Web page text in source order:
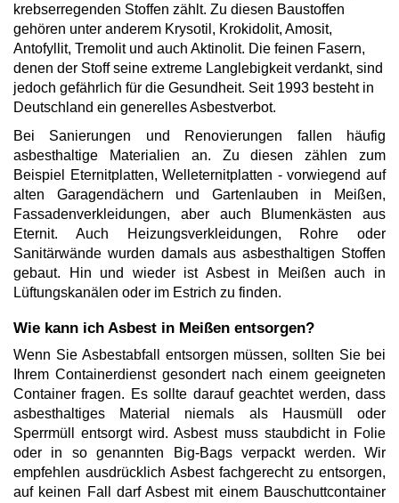
krebserregenden Stoffen zählt. Zu diesen Baustoffen
gehören unter anderem Krysotil, Krokidolit, Amosit,
Antofyllit, Tremolit und auch Aktinolit. Die feinen Fasern,
denen der Stoff seine extreme Langlebigkeit verdankt, sind
jedoch gefährlich für die Gesundheit. Seit 1993 besteht in
Deutschland ein generelles Asbestverbot.
Bei Sanierungen und Renovierungen fallen häufig
asbesthaltige Materialien an. Zu diesen zählen zum
Beispiel Eternitplatten, Welleternitplatten - vorwiegend auf
alten Garagendächern und Gartenlauben in Meißen,
Fassadenverkleidungen, aber auch Blumenkästen aus
Eternit. Auch Heizungsverkleidungen, Rohre oder
Sanitärwände wurden damals aus asbesthaltigen Stoffen
gebaut. Hin und wieder ist Asbest in Meißen auch in
Lüftungskanälen oder im Estrich zu finden.
Wie kann ich Asbest in Meißen entsorgen?
Wenn Sie Asbestabfall entsorgen müssen, sollten Sie bei
Ihrem Containerdienst gesondert nach einem geeigneten
Container fragen. Es sollte darauf geachtet werden, dass
asbesthaltiges Material niemals als Hausmüll oder
Sperrmüll entsorgt wird. Asbest muss staubdicht in Folie
oder in so genannten Big-Bags verpackt werden. Wir
empfehlen ausdrücklich Asbest fachgerecht zu entsorgen,
auf keinen Fall darf Asbest mit einem Bauschuttcontainer